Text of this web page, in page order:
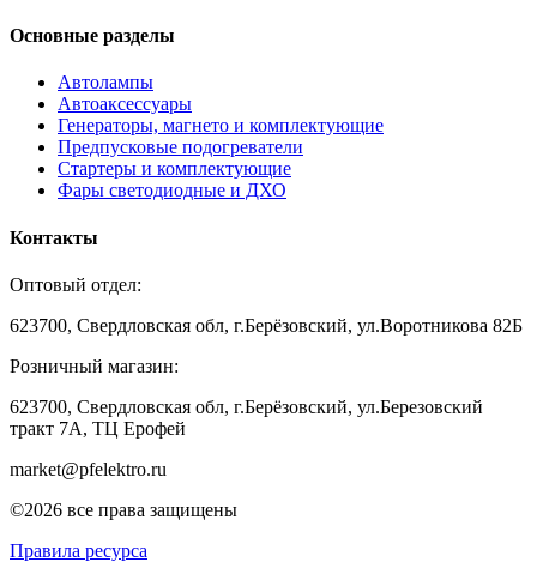
Основные разделы
Автолампы
Автоаксессуары
Генераторы, магнето и комплектующие
Предпусковые подогреватели
Стартеры и комплектующие
Фары светодиодные и ДХО
Контакты
Оптовый отдел:
623700, Свердловская обл, г.Берёзовский, ул.Воротникова 82Б
Розничный магазин:
623700, Свердловская обл, г.Берёзовский, ул.Березовский
тракт 7А, ТЦ Ерофей
market@pfelektro.ru
©2026 все права защищены
Правила ресурса